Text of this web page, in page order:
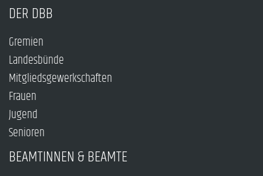
DER DBB
Gremien
Landesbünde
Mitgliedsgewerkschaften
Frauen
Jugend
Senioren
BEAMTINNEN & BEAMTE